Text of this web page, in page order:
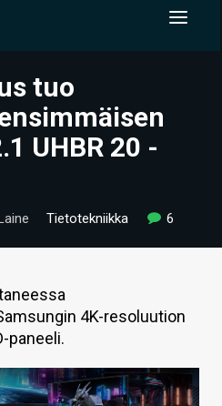
tuo
UHBR 20 -
Tietotekniikka 6
4K-resoluution
paneeli.